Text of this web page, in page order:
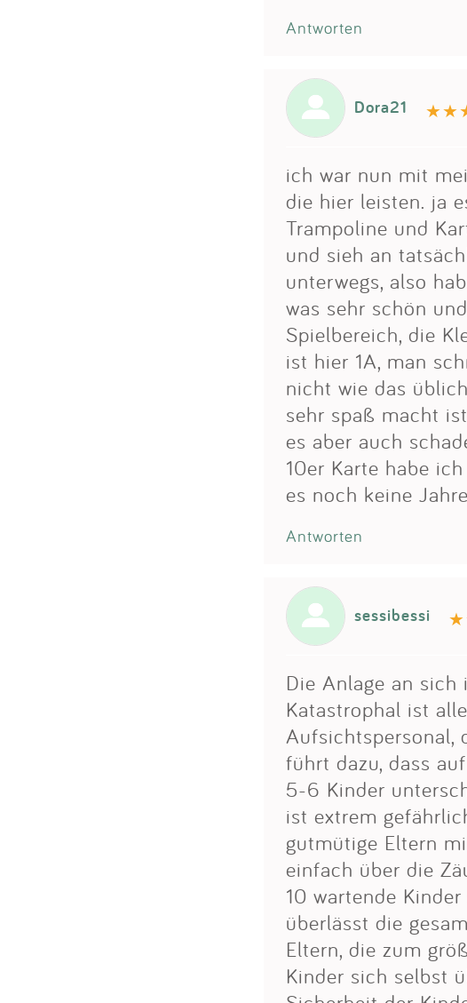
Antworten
Dora21
ich war nun mit
die hier leisten. ja
Trampoline und
und sieh an
unterwegs, also
was sehr schön
Spielbereich, die
ist hier 1A, man
nicht wie das
sehr spaß macht
es aber auch
10er Karte habe
es noch keine
Antworten
sessibessi
Die Anlage an
Katastrophal ist
Aufsichtspersonal,
führt dazu, dass
5-6 Kinder
ist extrem
gutmütige Eltern
einfach über die
10 wartende
überlässt die
Eltern, die zum
Kinder sich selbst